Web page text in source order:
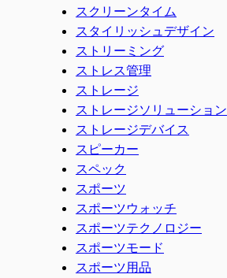
スクリーンタイム
スタイリッシュデザイン
ストリーミング
ストレス管理
ストレージ
ストレージソリューション
ストレージデバイス
スピーカー
スペック
スポーツ
スポーツウォッチ
スポーツテクノロジー
スポーツモード
スポーツ用品